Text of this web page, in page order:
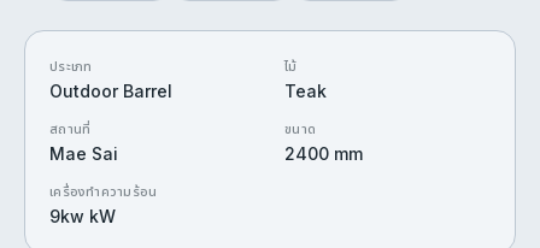
ประเภท
Outdoor Barrel
ไม้
Teak
สถานที่
Mae Sai
ขนาด
2400 mm
เครื่องทำความร้อน
9kw kW